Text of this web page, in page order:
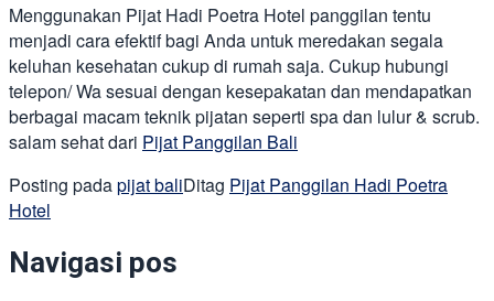
Menggunakan Pijat Hadi Poetra Hotel panggilan tentu
menjadi cara efektif bagi Anda untuk meredakan segala
keluhan kesehatan cukup di rumah saja. Cukup hubungi
telepon/ Wa sesuai dengan kesepakatan dan mendapatkan
berbagai macam teknik pijatan seperti spa dan lulur & scrub.
salam sehat dari Pijat Panggilan Bali
Posting padapijat baliDitag Pijat Panggilan Hadi Poetra
Hotel
Navigasi pos